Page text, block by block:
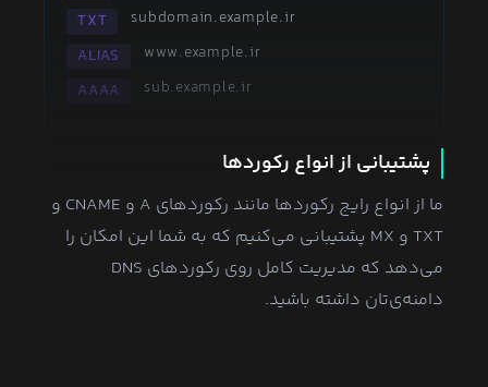
TXT
subdomain.example.ir
ALIAS
www.example.ir
AAAA
sub.example.ir
پشتیبانی از انواع رکوردها
ما از انواع رایج رکوردها مانند رکوردهای A و CNAME و
TXT و MX پشتیبانی می‌کنیم که به شما این امکان را
می‌دهد که مدیریت کامل روی رکوردهای DNS
دامنه‌ی‌تان داشته باشید.